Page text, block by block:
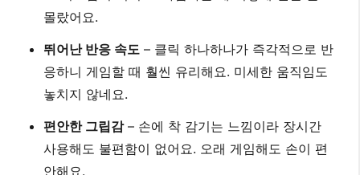
몰랐어요.
뛰어난 반응 속도 – 클릭 하나하나가 즉각적으로 반
응하니 게임할 때 훨씬 유리해요. 미세한 움직임도
놓치지 않네요.
편안한 그립감– 손에 착 감기는 느낌이라 장시간
사용해도 불편함이 없어요. 오래 게임해도 손이 편
안해요.